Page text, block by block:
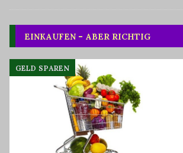
EINKAUFEN – ABER RICHTIG
GELD SPAREN